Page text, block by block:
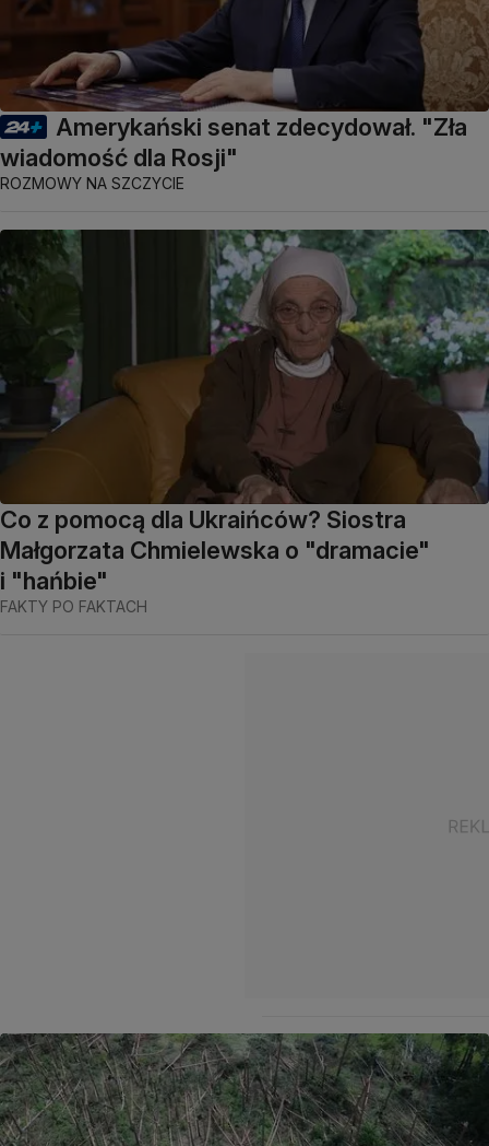
Amerykański senat zdecydował. "Zła
wiadomość dla Rosji"
ROZMOWY NA SZCZYCIE
Co z pomocą dla Ukraińców? Siostra
Małgorzata Chmielewska o "dramacie"
i "hańbie"
FAKTY PO FAKTACH